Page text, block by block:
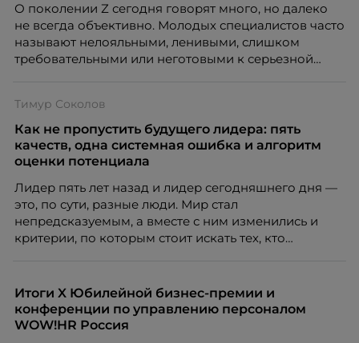
О поколении Z сегодня говорят много, но далеко
не всегда объективно. Молодых специалистов часто
называют нелояльными, ленивыми, слишком
требовательными или неготовыми к серьезной
кадровых ошибок. В этой статье Марина Ускова,
руководитель отдела подбора персонала
рекрутинговой компании, разбирает самые
распространенные мифы о зумерах и объясняет,
бизнесу находить и удерживать сильных
сотрудников.
Тимур Соколов
Как не пропустить будущего лидера: пять
качеств, одна системная ошибка и алгоритм
оценки потенциала
Лидер пять лет назад и лидер сегодняшнего дня —
это, по сути, разные люди. Мир стал
непредсказуемым, а вместе с ним изменились и
критерии, по которым стоит искать тех, кто
«свадебного генерала», почему стандартные
системы оценки часто упускают самых талантливых
людей и как выявить лидерский потенциал ещё до
Итоги X Юбилейной бизнес-премии и
конференции по управлению персоналом
WOW!HR Россия